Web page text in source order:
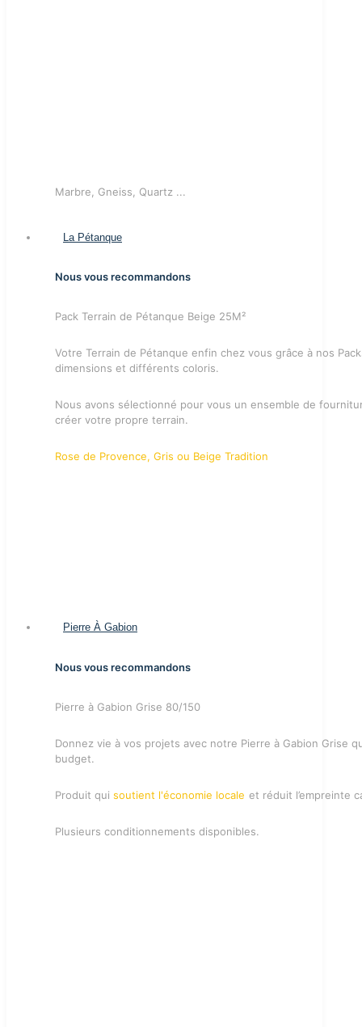
Marbre, Gneiss, Quartz ...
La Pétanque
Nous vous recommandons
Pack Terrain de Pétanque Beige 25M²
Votre Terrain de Pétanque enfin chez vous grâce à nos
dimensions et différents coloris.
Nous avons sélectionné pour vous un ensemble de
créer votre propre terrain.
Rose de Provence, Gris ou Beige Tradition
Pierre À Gabion
Nous vous recommandons
Pierre à Gabion Grise 80/150
Donnez vie à vos projets avec notre Pierre à Gabion Grise
budget.
Produit qui soutient l'économie locale et réduit l’empreinte
Plusieurs conditionnements disponibles.